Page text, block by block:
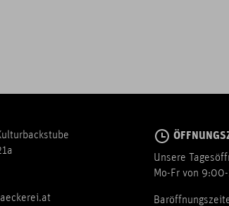
Unsere
Mo-Fr von